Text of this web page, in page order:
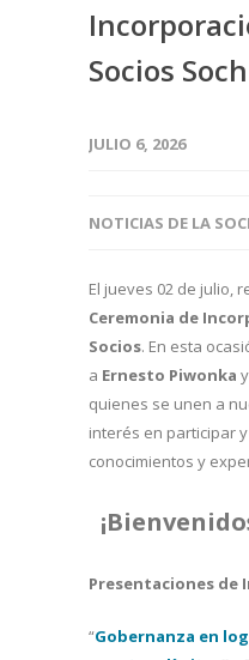
Socios
JULIO 6, 2026
NOTICIAS DE LA
El jueves 02 de julio,
Ceremonia de
Socios. En esta
a Ernesto Piwonka y
quienes se unen a
interés en participar
conocimientos y
Presentaciones de
“Gobernanza en